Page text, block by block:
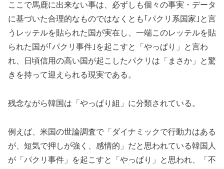
ここで馬鹿に出来ない事は、必ずしも個々の事実・データ
に基づいた合理的なものではなくとも｢パクリ系国家｣と言
うレッテルを貼られた国が実在し、一端このレッテルを貼
られた国が｢パクリ事件｣を起こすと「やっぱり」と言わ
れ、日頃信用の高い国が起こしたパクリは「まさか」と驚
きを持って迎えられる現実である。
残念ながら韓国は「やっぱり組」に分類されている。
例えば、米国の世論調査で「ダイナミックで行動力はある
が、短気で押しが強く、感情的」だと思われている韓国人
が「パクリ事件」を起こすと「やっぱり」と思われ、「不